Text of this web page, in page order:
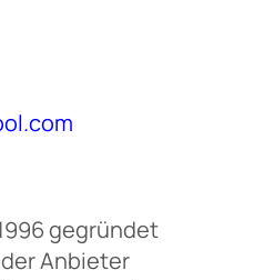
gegründet
Anbieter